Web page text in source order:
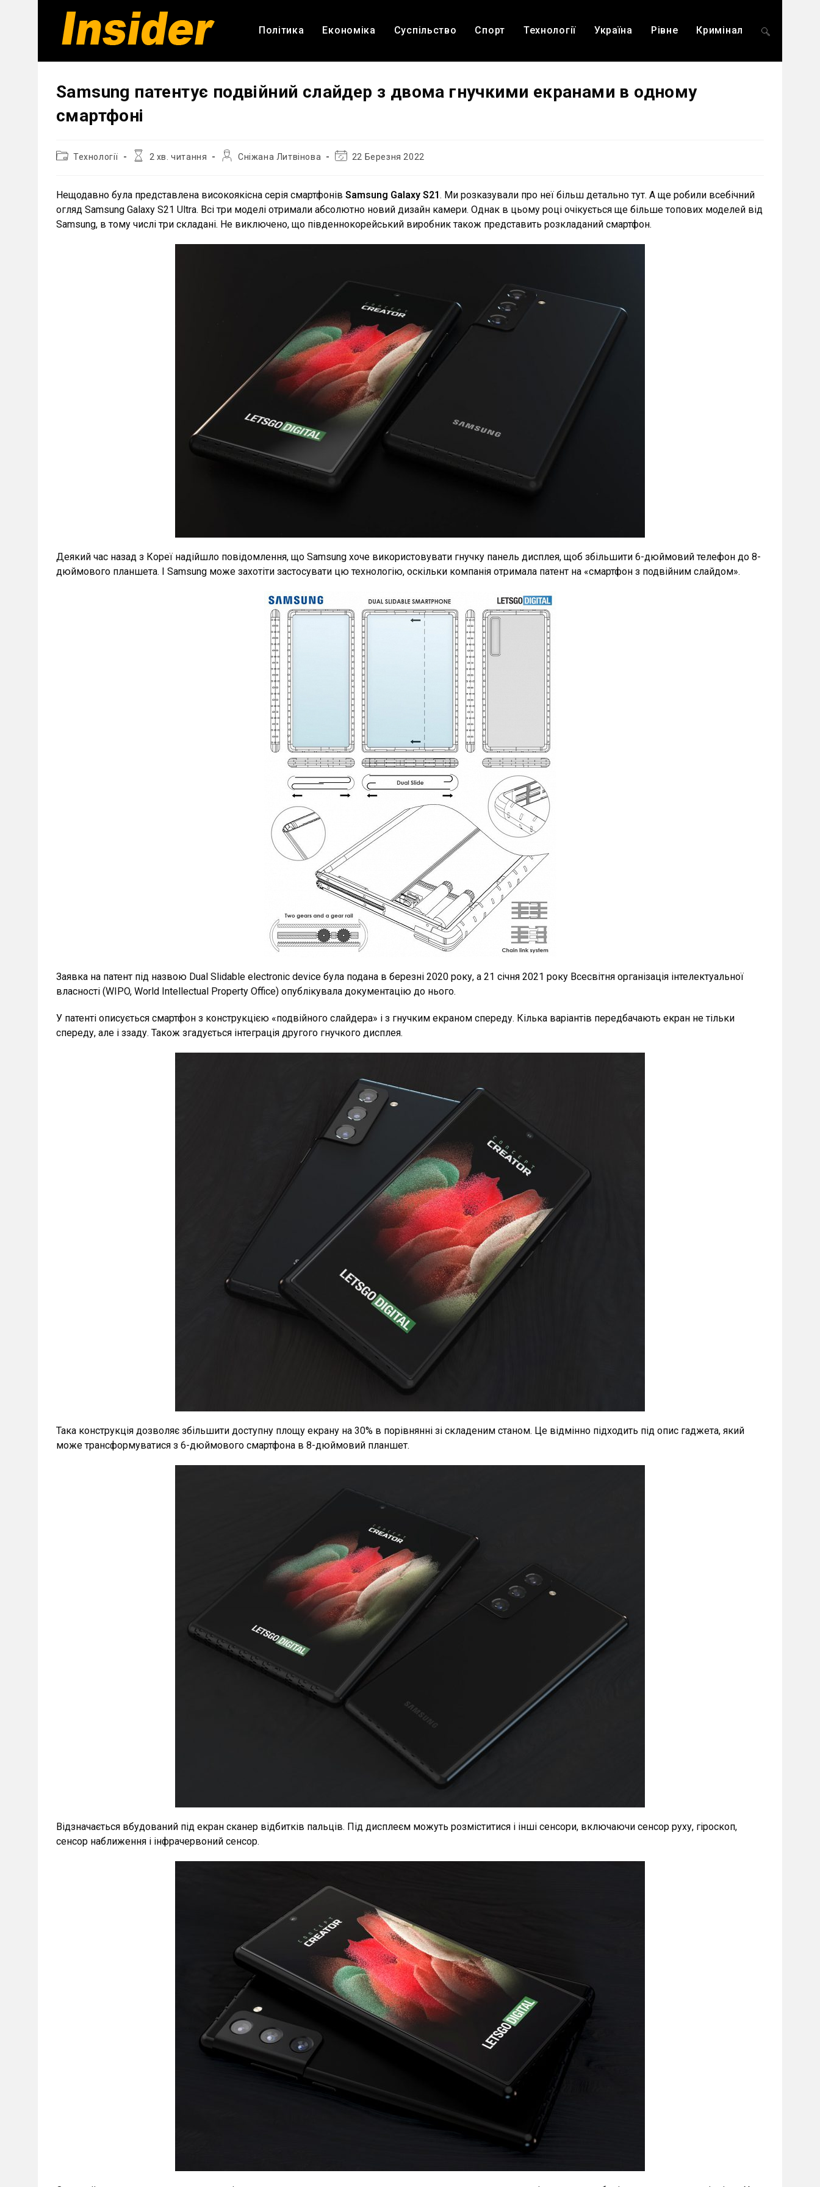
Політика Економіка Суспільство Спорт Технології Україна Рівне Кримінал Перемкнути
веб-
Samsung патентує подвійний слайдер з двома гнучкими екранами в одному
смартфоні
Категорія
Технології
Час
2 хв. читання
АвторСніжана Литвінова
Остання22 Березня 2022
Нещодавно була представлена ​​високоякісна серія смартфонів Samsung Galaxy S21. Ми розказували про неї більш детально тут. А ще робили всебічний
огляд Samsung Galaxy S21 Ultra. Всі три моделі отримали абсолютно новий дизайн камери. Однак в цьому році очікується ще більше топових моделей від
Samsung, в тому числі три складані. Не виключено, що південнокорейський виробник також представить розкладаний смартфон.
Деякий час назад з Кореї надійшло повідомлення, що Samsung хоче використовувати гнучку панель дисплея, щоб збільшити 6-дюймовий телефон до 8-
дюймового планшета. І Samsung може захотіти застосувати цю технологію, оскільки компанія отримала патент на «смартфон з подвійним слайдом».
Заявка на патент під назвою Dual Slidable electronic device була подана в березні 2020 року, а 21 січня 2021 року Всесвітня організація інтелектуальної
власності (WIPO, World Intellectual Property Office) опублікувала документацію до нього.
У патенті описується смартфон з конструкцією «подвійного слайдера» і з гнучким екраном спереду. Кілька варіантів передбачають екран не тільки
спереду, але і ззаду. Також згадується інтеграція другого гнучкого дисплея.
Така конструкція дозволяє збільшити доступну площу екрану на 30% в порівнянні зі складеним станом. Це відмінно підходить під опис гаджета, який
може трансформуватися з 6-дюймового смартфона в 8-дюймовий планшет.
Відзначається вбудований під екран сканер відбитків пальців. Під дисплеєм можуть розміститися і інші сенсори, включаючи сенсор руху, гіроскоп,
сенсор наближення і інфрачервоний сенсор.